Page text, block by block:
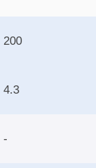
200
4.3
-